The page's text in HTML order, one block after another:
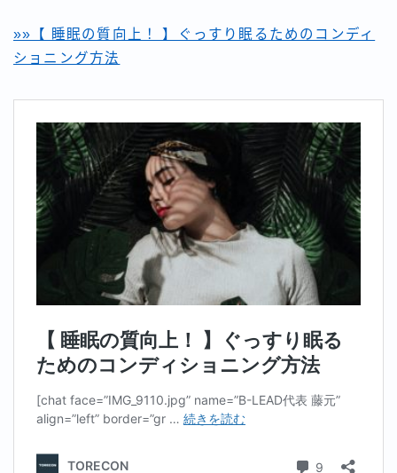
»»【 睡眠の質向上！ 】ぐっすり眠るためのコンディ
ショニング方法